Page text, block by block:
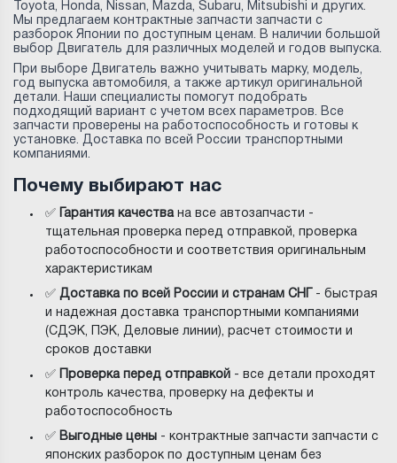
Toyota, Honda, Nissan, Mazda, Subaru, Mitsubishi и других.
Мы предлагаем контрактные запчасти запчасти с
разборок Японии по доступным ценам. В наличии большой
выбор Двигатель для различных моделей и годов выпуска.
При выборе Двигатель важно учитывать марку, модель,
год выпуска автомобиля, а также артикул оригинальной
детали. Наши специалисты помогут подобрать
подходящий вариант с учетом всех параметров. Все
запчасти проверены на работоспособность и готовы к
установке. Доставка по всей России транспортными
компаниями.
Почему выбирают нас
✅ Гарантия качествана все автозапчасти -
тщательная проверка перед отправкой, проверка
работоспособности и соответствия оригинальным
характеристикам
✅Доставка по всей России и странам СНГ
- быстрая
и надежная доставка транспортными компаниями
(СДЭК, ПЭК, Деловые линии), расчет стоимости и
сроков доставки
✅ Проверка перед отправкой - все детали проходят
контроль качества, проверку на дефекты и
работоспособность
✅ Выгодные цены - контрактные запчасти запчасти с
японских разборок по доступным ценам без